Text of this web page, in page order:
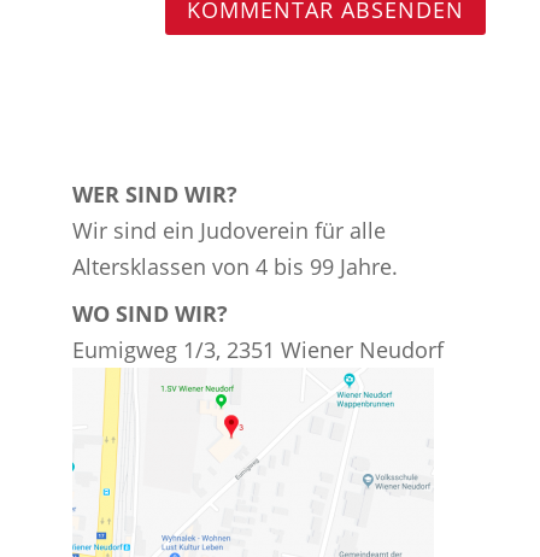
WER SIND WIR?
Wir sind ein Judoverein für alle
Altersklassen von 4 bis 99 Jahre.
WO SIND WIR?
Eumigweg 1/3, 2351 Wiener Neudorf